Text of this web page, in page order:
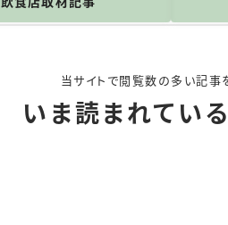
当サイトで閲覧数の多い記事
いま読まれてい